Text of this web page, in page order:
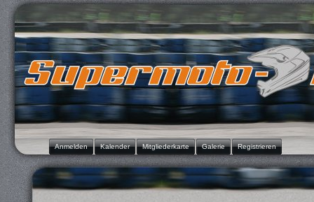
Anmelden Kalender Mitgliederkarte Galerie Registrieren